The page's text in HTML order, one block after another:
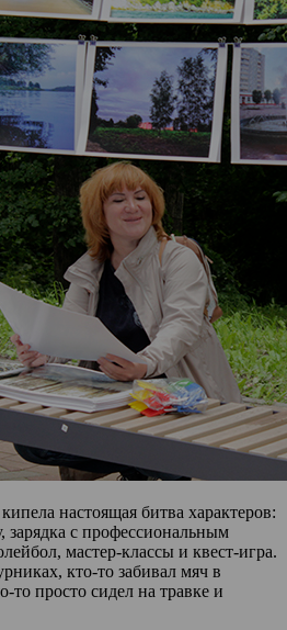
настоящая битва характеров:
зарядка с профессиональным
мастер-классы и квест-игра.
кто-то забивал мяч в
то просто сидел на травке и